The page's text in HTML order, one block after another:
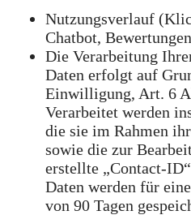
Nutzungsverlauf
Chatbot,
Die Verarbeitung
Daten erfolgt auf
Einwilligung, Art. 6
Verarbeitet werden
die sie im Rahmen
sowie die zur
erstellte „Contact-
Daten werden für
von 90 Tagen